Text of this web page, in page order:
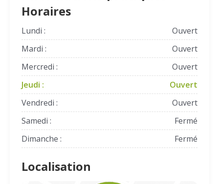
Horaires
Lundi :
Ouvert
Mardi :
Ouvert
Mercredi :
Ouvert
Jeudi :
Ouvert
Vendredi :
Ouvert
Samedi :
Fermé
Dimanche :
Fermé
Localisation